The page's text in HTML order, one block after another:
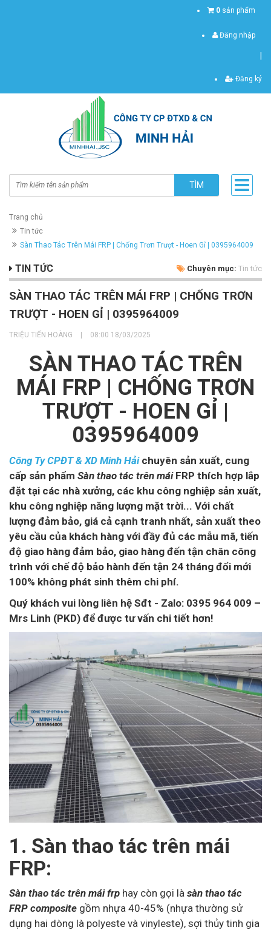
0 sản phẩm
Đăng nhập
Đăng ký
TÌM
Trang chủ
Tin tức
Sàn Thao Tác Trên Mái FRP | Chống Trơn Trượt - Hoen Gỉ | 0395964009
TIN TỨC Chuyên mục: Tin tức
SÀN THAO TÁC TRÊN MÁI FRP | CHỐNG TRƠN
TRƯỢT - HOEN GỈ | 0395964009
TRIỆU TIẾN HOÀNG 08:00 18/03/2025
SÀN THAO TÁC TRÊN
MÁI FRP | CHỐNG TRƠN
TRƯỢT - HOEN GỈ |
0395964009
Công Ty CPĐT & XD Minh Hảichuyên sản xuất, cung
cấp sản phẩm Sàn thao tác trên máiFRP thích hợp lắp
đặt tại các nhà xưởng, các khu công nghiệp sản xuất,
khu công nghiệp năng lượng mặt trời... Với chất
lượng đảm bảo, giá cả cạnh tranh nhất, sản xuất theo
yêu cầu của khách hàng với đầy đủ các mẫu mã, tiến
độ giao hàng đảm bảo, giao hàng đến tận chân công
trình với chế độ bảo hành đến tận 24 tháng đổi mới
100% không phát sinh thêm chi phí.
Quý khách vui lòng liên hệ Sđt - Zalo: 0395 964 009 –
Mrs Linh (PKD) để được tư vấn chi tiết hơn!
1. Sàn thao tác trên mái
FRP:
Sàn thao tác trên mái frp hay còn gọi là sàn thao tác
FRP composite gồm nhựa 40-45% (nhựa thường sử
dụng hai dòng là polyeste và vinyleste), sợi thủy tinh gia